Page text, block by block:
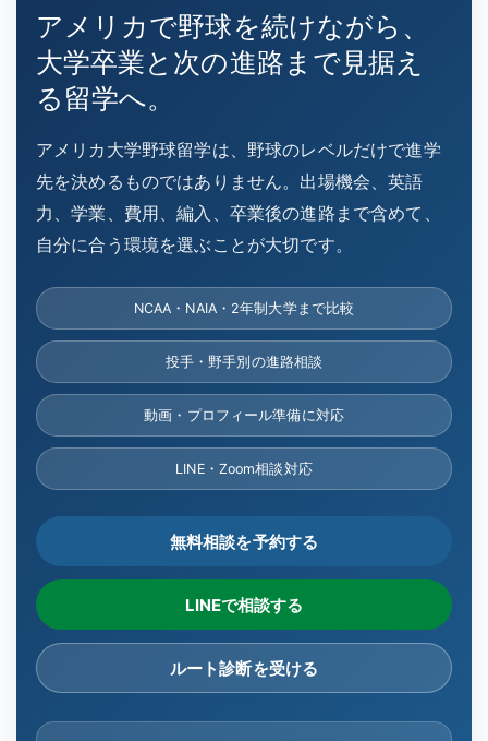
アメリカで野球を続けながら、
大学卒業と次の進路まで見据え
る留学へ。
アメリカ大学野球留学は、野球のレベルだけで進学
先を決めるものではありません。出場機会、英語
力、学業、費用、編入、卒業後の進路まで含めて、
自分に合う環境を選ぶことが大切です。
NCAA・NAIA・2年制大学まで比較
投手・野手別の進路相談
動画・プロフィール準備に対応
LINE・Zoom相談対応
無料相談を予約する
LINEで相談する
ルート診断を受ける